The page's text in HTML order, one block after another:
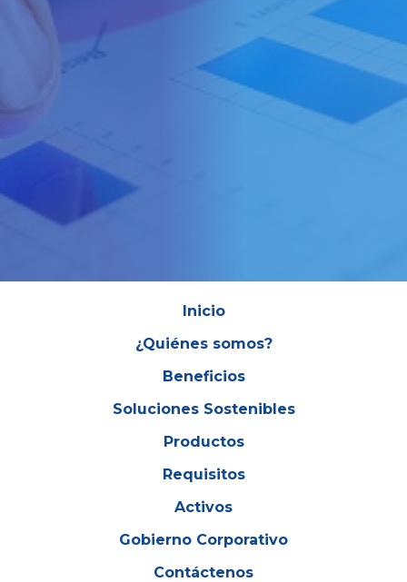
Inicio
¿Quiénes somos?
Beneficios
Soluciones Sostenibles
Productos
Requisitos
Activos
Gobierno Corporativo
Contáctenos